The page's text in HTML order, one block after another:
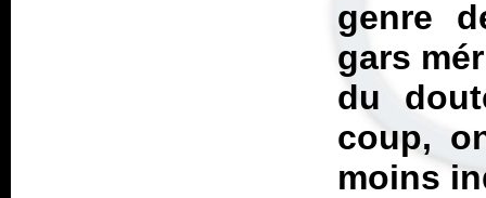
genre
gars
du
coup,
moins